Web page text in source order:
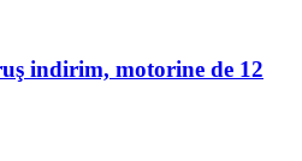
indirim, motorine de 12